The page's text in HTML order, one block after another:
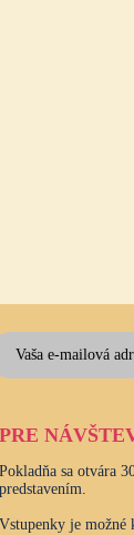
PRE
Pokladňa sa otvára
predstavením.
Vstupenky je možné